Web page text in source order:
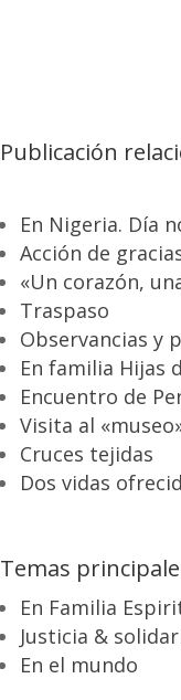
Publicación
En Nigeria. Día
Acción de
«Un corazón,
Traspaso
Observancias y
En familia Hijas
Encuentro de
Visita al
Cruces tejidas
Dos vidas
Temas
En Familia
Justicia &
En el mundo